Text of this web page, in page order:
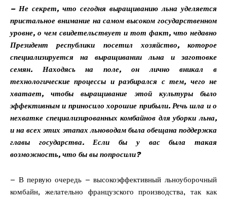
– Не секрет, что сегодня выращиванию льна уделяется
пристальное внимание на самом высоком государственном
уровне, о чем свидетельствует и тот факт, что недавно
Президент республики посетил хозяйство, которое
специализируется на выращивании льна и заготовке
семян. Находясь на поле, он лично вникал в
технологические процессы и разбирался с тем, чего не
хватает, чтобы выращивание этой культуры было
эффективным и приносило хорошие прибыли. Речь шла и о
нехватке специализированных комбайнов для уборки льна,
и на всех этих этапах льноводам была обещана поддержка
главы государства. Если бы у вас была такая
возможность, что бы вы попросили?
– В первую очередь – высокоэффективный льноуборочный
комбайн, желательно французского производства, так как